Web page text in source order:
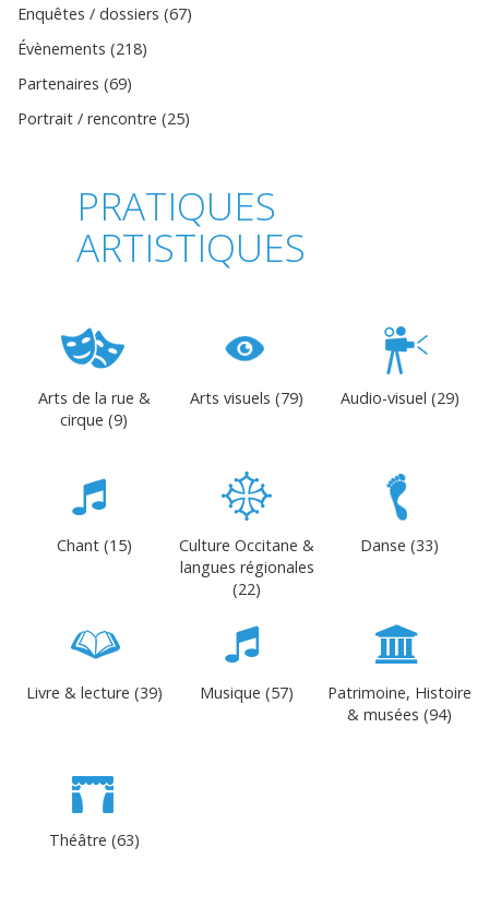
Enquêtes / dossiers (67)
Évènements (218)
Partenaires (69)
Portrait / rencontre (25)
PRATIQUES
ARTISTIQUES
Arts de la rue &
cirque (9)
Arts visuels (79) Audio-visuel (29)
Chant (15)
Culture Occitane &
langues régionales
(22)
Danse (33)
Livre & lecture (39) Musique (57)
Patrimoine, Histoire
& musées (94)
Théâtre (63)